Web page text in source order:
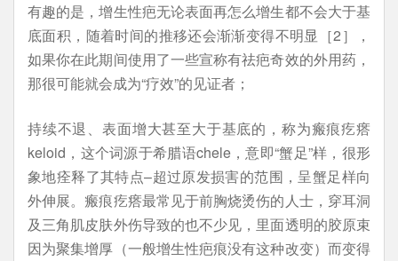
有趣的是，增生性疤无论表面再怎么增生都不会大于基
底面积，随着时间的推移还会渐渐变得不明显［2］，
如果你在此期间使用了一些宣称有祛疤奇效的外用药，
那很可能就会成为“疗效”的见证者；
持续不退、表面增大甚至大于基底的，称为瘢痕疙瘩
keloid，这个词源于希腊语chele，意即“蟹足”样，很形
象地痊释了其特点–超过原发损害的范围，呈蟹足样向
外伸展。瘢痕疙瘩最常见于前胸烧烫伤的人士，穿耳洞
及三角肌皮肤外伤导致的也不少见，里面透明的胶原束
因为聚集增厚（一般增生性疤痕没有这种改变）而变得